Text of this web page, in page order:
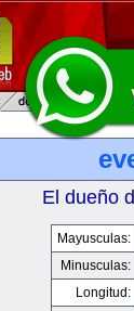
El dueño
Mayusculas:
Minusculas:
Longitud: